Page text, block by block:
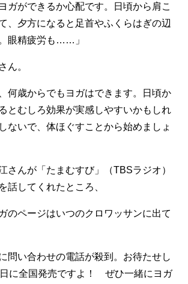
ガができるか心配です。日頃から肩こ
、夕方になると足首やふくらはぎの辺
眼精疲労も……」
ん。
何歳からでもヨガはできます。日頃か
とむしろ効果が実感しやすいかもしれ
ないで、体ほぐすことから始めましょ
さんが「たまむすび」（TBSラジオ）
話してくれたところ、
のページはいつのクロワッサンに出て
問い合わせの電話が殺到。お待たせし
に全国発売ですよ！ ぜひ一緒にヨガ